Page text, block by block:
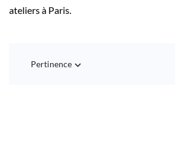
ateliers à Paris.
Pertinence 